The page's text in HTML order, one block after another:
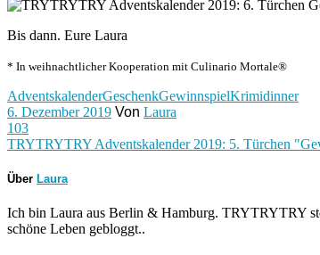
Bis dann. Eure Laura
* In weihnachtlicher Kooperation mit Culinario Mortale®
AdventskalenderGeschenkGewinnspielKrimidinner
6. Dezember 2019 Von Laura
103
TRYTRYTRY Adventskalender 2019: 5. Türchen
Über Laura
Ich bin Laura aus Berlin & Hamburg. TRYTRYTRY
schöne Leben gebloggt..